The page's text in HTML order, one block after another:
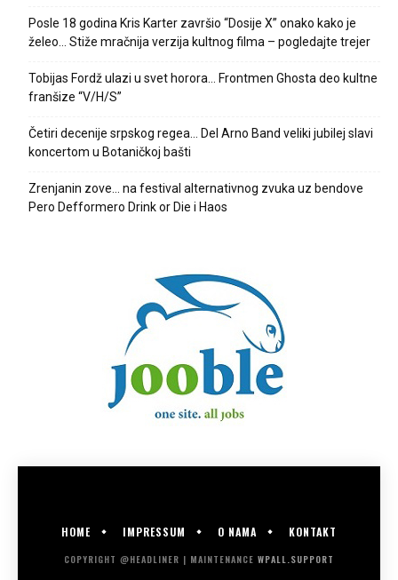
Posle 18 godina Kris Karter završio “Dosije X” onako kako je
želeo… Stiže mračnija verzija kultnog filma – pogledajte trejer
Tobijas Fordž ulazi u svet horora… Frontmen Ghosta deo kultne
franšize “V/H/S”
Četiri decenije srpskog regea… Del Arno Band veliki jubilej slavi
koncertom u Botaničkoj bašti
Zrenjanin zove… na festival alternativnog zvuka uz bendove
Pero Defformero Drink or Die i Haos
HOME IMPRESSUM O NAMA KONTAKT
COPYRIGHT @HEADLINER | MAINTENANCE WPALL.SUPPORT